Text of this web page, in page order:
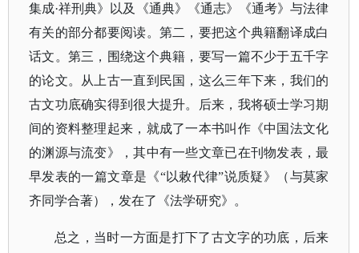
集成·祥刑典》以及 《通典》
《通志》《通考》与法律
有关的部分都要阅读。第二，要把这个典籍翻译成白
话文。第三，围绕这个典籍，要写一篇不少于五千字
的论文。从上古一直到民国，这么三年下来，我们的
古文功底确实得到很大提升。后来，我将硕士学习期
间的资料整理起来，就成了一本书叫作《中国法文化
的渊源与流变》，其中有一些文章已在刊物发表，最
早发表的一篇文章是《“以敕代律”说质疑》（与莫家
齐同学合著），发在了《法学研究》。
总之，当时一方面是打下了古文字的功底，后来